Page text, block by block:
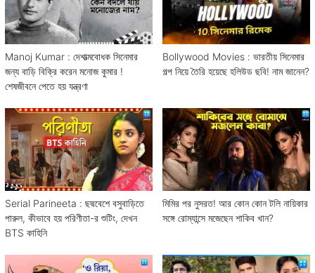
Manoj Kumar : দেশাত্মবোধক সিনেমার
জন্য বাড়ি বিক্রি করেন মনোজ কুমার !
শেষজীবনে পেতে হয় যন্ত্রণা
Bollywood Movies : ভারতীয় সিনেমার
গল্প নিয়ে তৈরি হয়েছে হলিউড ছবি! নাম জানেন?
Serial Parineeta : ছদ্মবেশে বসুবাড়িতে
পারুল, কীভাবে হয় পরিণীতা-র শুটিং, দেখন
BTS কাহিনি
মিমির পর নুসরত! আর কোন কোন টলি নায়িকার
সঙ্গে রোম্যান্সে মজেছেন শাকিব খান?